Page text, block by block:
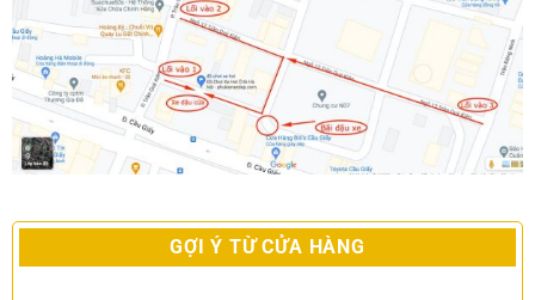
GỢI Ý TỪ CỬA HÀNG